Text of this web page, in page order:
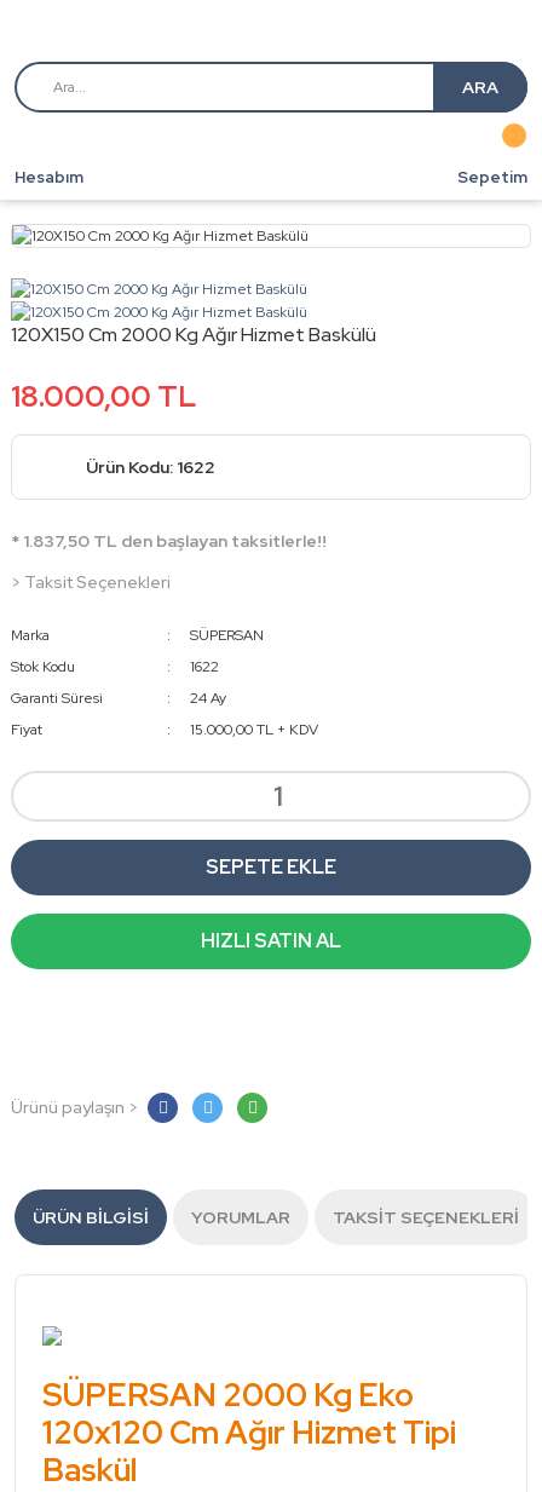
ARA
Hesabım Sepetim
120X150 Cm 2000 Kg Ağır Hizmet Baskülü
18.000,00 TL
Ürün Kodu: 1622
* 1.837,50 TL den başlayan taksitlerle!!
> Taksit Seçenekleri
Marka
SÜPERSAN
Stok Kodu
1622
Garanti Süresi
24 Ay
Fiyat
15.000,00 TL + KDV
SEPETE EKLE
HIZLI SATIN AL
Ürünü paylaşın >
ÜRÜN BILGISI YORUMLAR TAKSIT SEÇENEKLERI
SÜPERSAN 2000 Kg Eko
120x120 Cm Ağır Hizmet Tipi
Baskül